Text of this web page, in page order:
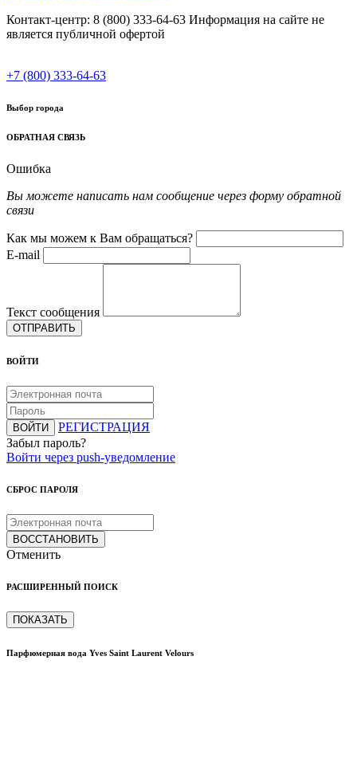
Контакт-центр: 8 (800) 333-64-63 Информация на сайте не
является публичной офертой
+7 (800) 333-64-63
Выбор города
ОБРАТНАЯ СВЯЗЬ
Ошибка
Вы можете написать нам сообщение через форму обратной
связи
Как мы можем к Вам обращаться?
E-mail
Текст сообщения
ОТПРАВИТЬ
ВОЙТИ
ВОЙТИ
РЕГИСТРАЦИЯ
Забыл пароль?
Войти через push-уведомление
СБРОС ПАРОЛЯ
ВОССТАНОВИТЬ
Отменить
РАСШИРЕННЫЙ ПОИСК
ПОКАЗАТЬ
Парфюмерная вода Yves Saint Laurent Velours